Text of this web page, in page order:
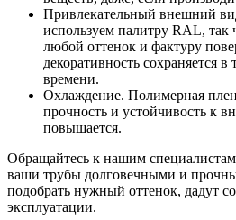
Привлекательный внешний
используем палитру RAL, так
любой оттенок и фактуру
декоративность сохраняется в
времени.
Охлаждение. Полимерная
прочность и устойчивость к
повышается.
Обращайтесь к нашим
ваши трубы долговечными и
подобрать нужный оттенок, дадут
эксплуатации.